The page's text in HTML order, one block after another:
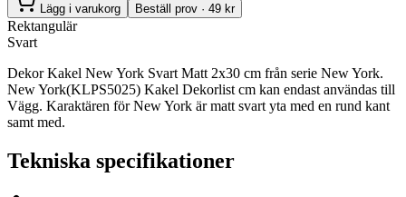
Lägg i varukorg Beställ prov · 49 kr
Rektangulär
Svart
Dekor Kakel New York Svart Matt 2x30 cm från serie New York.
New York(KLPS5025) Kakel Dekorlist cm kan endast användas till
Vägg. Karaktären för New York är matt svart yta med en rund kant
samt med.
Tekniska specifikationer